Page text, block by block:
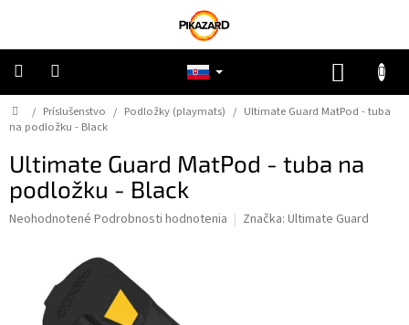
Pokémon
Riftbound
One
Piece
Domov
/ Príslušenstvo / Podložky (playmats) / Ultimate Guard MatPod - tuba
na podložku - Black
Ultimate Guard MatPod - tuba na
podložku - Black
Priemerné
Neohodnotené Podrobnosti hodnotenia Značka: Ultimate Guard